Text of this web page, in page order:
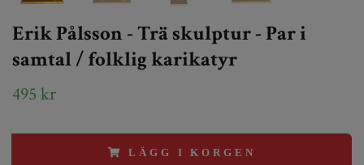
Erik Pålsson - Trä skulptur - Par i
samtal / folklig karikatyr
495 kr
LÄGG I KORGEN